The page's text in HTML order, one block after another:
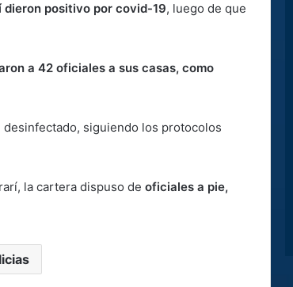
dieron positivo por covid-19, luego de que
a 42 oficiales a sus casas, como
siguiendo los protocolos
la cartera dispuso de oficiales a pie,